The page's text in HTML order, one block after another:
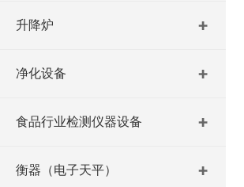
升降炉
净化设备
食品行业检测仪器设备
衡器（电子天平）